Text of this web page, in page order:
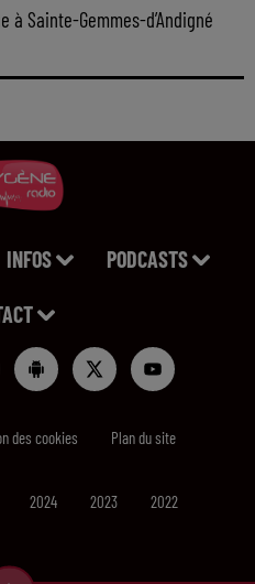
à Sainte-Gemmes-d’Andigné
INFOS PODCASTS
des cookies Plan du site
2024 2023 2022